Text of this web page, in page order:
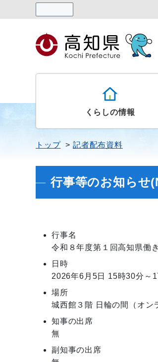
くらしの情報
トップ 記者配布資料
行事等のお知らせ
行事名
令和８年度第１回高知県働
日時
2026年6月5日
15時30分～
場所
城西館３階 日輪の間（オン
知事の出席
無
副知事の出席